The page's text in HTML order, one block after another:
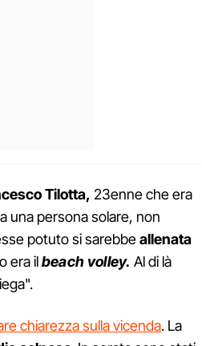
Tilotta, 23enne che era
una persona solare, non
potuto si sarebbeallenata
era ilbeach volley. Al di là
chiarezza sulla vicenda. La